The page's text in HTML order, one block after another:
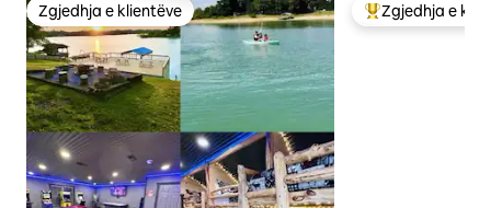
Zgjedhja e klientëve
Zgjedhja e klientëve Më të mirat e
Zgjedhja e